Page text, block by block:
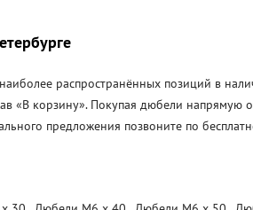
распространённых позиций в
«В корзину». Покупая дюбели
предложения позвоните по